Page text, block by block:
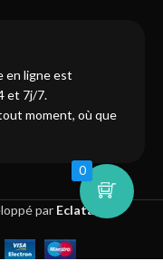
en ligne est
et 7j/7.
moment, où que
par Eclatal
0